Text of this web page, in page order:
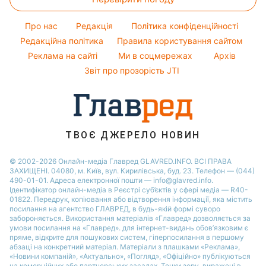
Новини Полтави
Напої
Кейт Міддлтон
Алла Пугачова
Максим Галкін
Настя Каменських
Оптичні ілюзії
Народні прикмети
Усе про шоу-бізнес
Про нас Редакція
Політика конфіденційності
Редакційна політика
Правила користування сайтом
Реклама на сайті
Ми в соцмережах
Архів
Звіт про прозорість JTI
ТВОЄ ДЖЕРЕЛО НОВИН
© 2002-2026 Онлайн-медіа Главред GLAVRED.INFO. ВСІ ПРАВА
ЗАХИЩЕНІ. 04080, м. Київ, вул. Кирилівська, буд. 23. Телефон — (044)
490-01-01. Адреса електронної пошти — info@glavred.info.
Ідентифікатор онлайн-медіа в Реєстрі суб’єктів у сфері медіа — R40-
01822. Передрук, копіювання або відтворення інформації, яка містить
посилання на агентство ГЛАВРЕД, в будь-якій формi суворо
забороняється. Використання матеріалів «Главред» дозволяється за
умови посилання на «Главред». для інтернет-видань обов’язковим є
пряме, відкрите для пошукових систем, гіперпосилання в першому
абзаці на конкретний матеріал. Матеріали з плашками «Реклама»,
«Новини компаній», «Актуально», «Погляд», «Офіційно» публікуються